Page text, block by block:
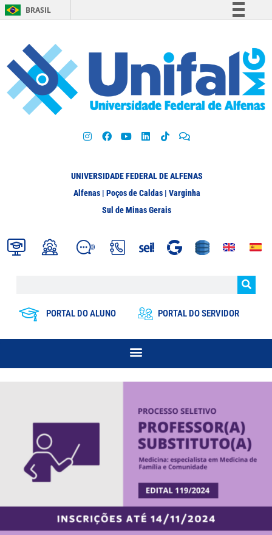
BRASIL
Participe
Acesso à informação
Legislação
UNIVERSIDADE FEDERAL DE ALFENAS
Alfenas | Poços de Caldas | Varginha
Sul de Minas Gerais
PORTAL DO ALUNO PORTAL DO SERVIDOR